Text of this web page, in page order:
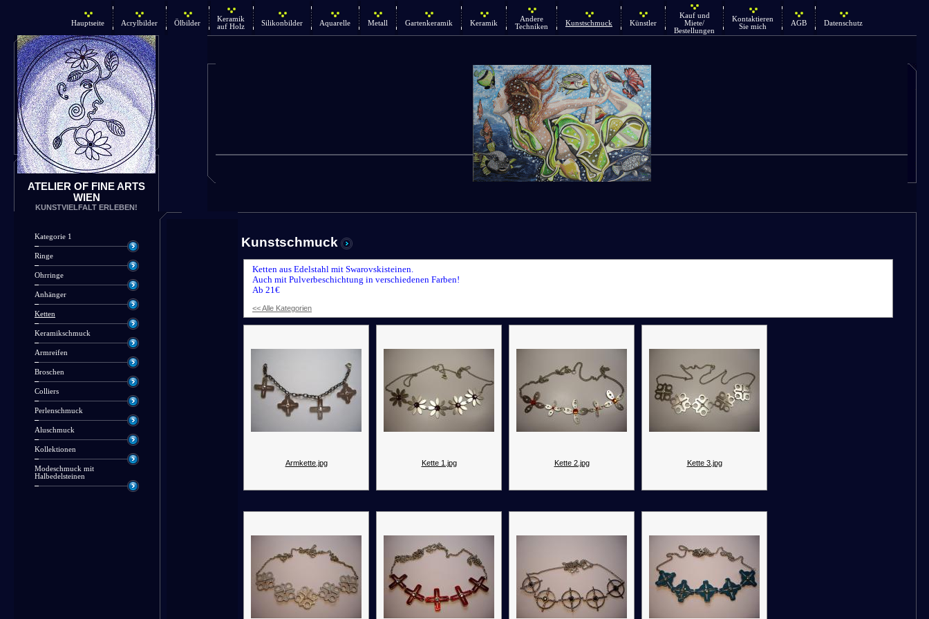
Hauptseite Acrylbilder Ölbilder
Keramik
auf Holz
Silikonbilder Aquarelle Metall Gartenkeramik Keramik
Andere
Techniken
Kunstschmuck Künstler
Kauf und
Miete/
Bestellungen
Kontaktieren
Sie mich
AGB Datenschutz
ATELIER OF FINE ARTS
WIEN
KUNSTVIELFALT ERLEBEN!
Kategorie 1
Ringe
Ohrringe
Anhänger
Ketten
Keramikschmuck
Armreifen
Broschen
Colliers
Perlenschmuck
Aluschmuck
Kollektionen
Modeschmuck mit
Halbedelsteinen
Kunstschmuck
Ketten aus Edelstahl mit Swarovskisteinen.
Auch mit Pulverbeschichtung in verschiedenen Farben!
Ab 21€
<< Alle Kategorien
Armkette.jpg Kette 1.jpg Kette 2.jpg Kette 3.jpg